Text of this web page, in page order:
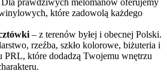
prawdziwych melomanów oferujemy
które zadowolą każdego
– z terenów byłej i obecnej Polski.
rzeźba, szkło kolorowe, biżuteria i
PRL, które dodadzą Twojemu wnętrzu